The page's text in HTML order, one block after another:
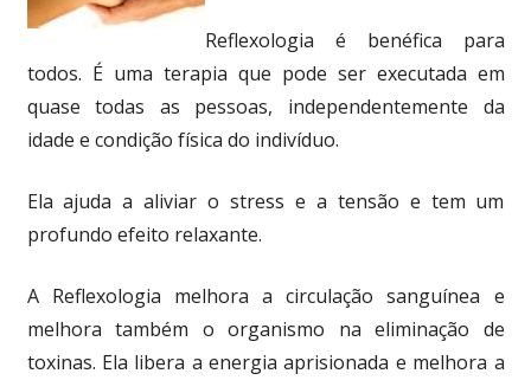
Reflexologia é benéfica para
todos. É uma terapia que pode ser executada em
quase todas as pessoas, independentemente da
idade e condição física do indivíduo.
Ela ajuda a aliviar o stress e a tensão e tem um
profundo efeito relaxante.
A Reflexologia melhora a circulação sanguínea e
melhora também o organismo na eliminação de
toxinas. Ela libera a energia aprisionada e melhora a